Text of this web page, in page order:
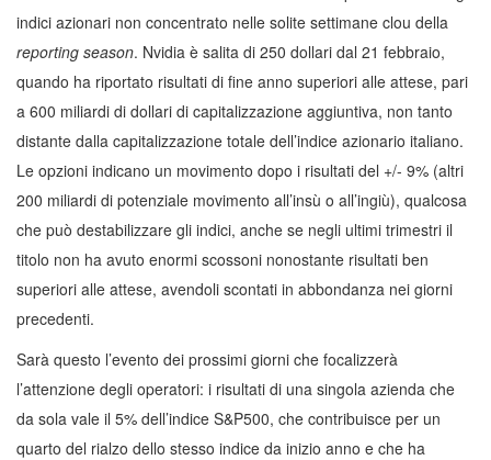
indici azionari non concentrato nelle solite settimane clou della
reporting season. Nvidia è salita di 250 dollari dal 21 febbraio,
quando ha riportato risultati di fine anno superiori alle attese, pari
a 600 miliardi di dollari di capitalizzazione aggiuntiva, non tanto
distante dalla capitalizzazione totale dell’indice azionario italiano.
Le opzioni indicano un movimento dopo i risultati del +/- 9% (altri
200 miliardi di potenziale movimento all’insù o all’ingiù), qualcosa
che può destabilizzare gli indici, anche se negli ultimi trimestri il
titolo non ha avuto enormi scossoni nonostante risultati ben
superiori alle attese, avendoli scontati in abbondanza nei giorni
precedenti.
Sarà questo l’evento dei prossimi giorni che focalizzerà
l’attenzione degli operatori: i risultati di una singola azienda che
da sola vale il 5% dell’indice S&P500, che contribuisce per un
quarto del rialzo dello stesso indice da inizio anno e che ha